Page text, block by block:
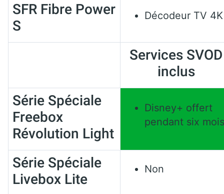
SFR Fibre Power
S
Décodeur TV 4K
Services SVOD
inclus
Série Spéciale
Freebox
Révolution Light
Disney+ offert
pendant six mois
Série Spéciale
Livebox Lite
Non